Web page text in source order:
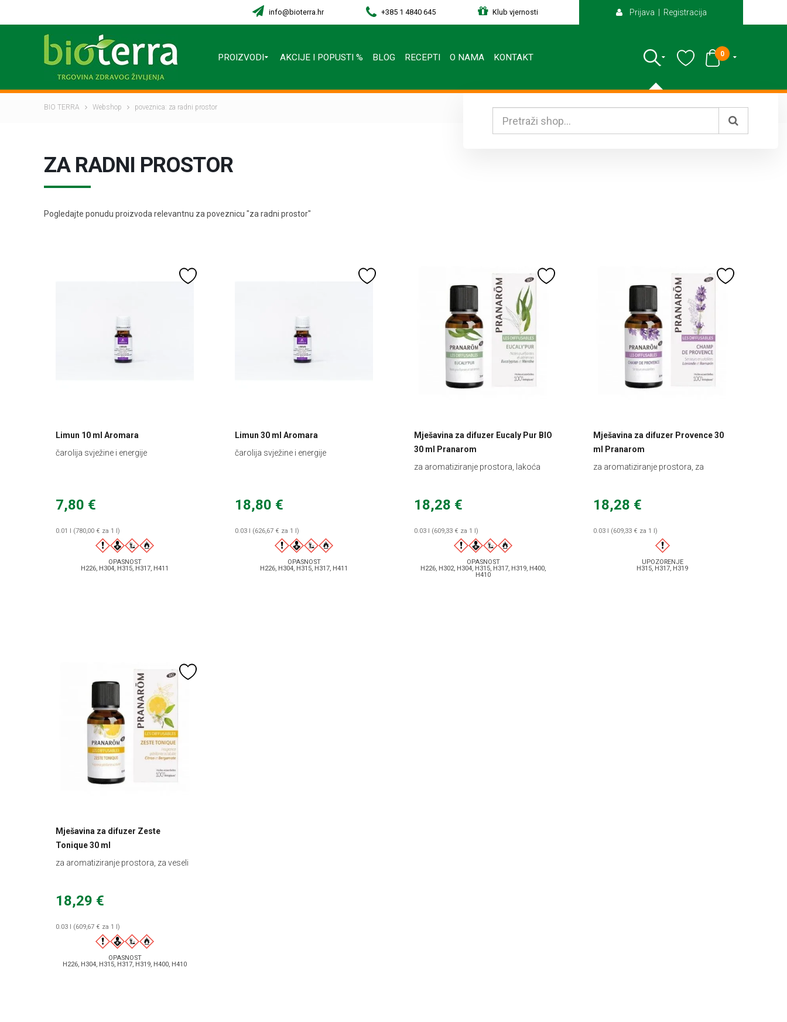
Prijava | Registracija
info@bioterra.hr +385 1 4840 645 Klub vjernosti
PROIZVODI AKCIJE I POPUSTI % BLOG RECEPTI O NAMA KONTAKT 0
BIO TERRA Webshop poveznica: za radni prostor
ZA RADNI PROSTOR
Pogledajte ponudu proizvoda relevantnu za poveznicu "za radni prostor"
Limun 10 ml Aromara
čarolija svježine i energije
7,80 €
0.01 l (780,00 € za 1 l)
OPASNOST
H226, H304, H315, H317, H411
Limun 30 ml Aromara
čarolija svježine i energije
18,80 €
0.03 l (626,67 € za 1 l)
OPASNOST
H226, H304, H315, H317, H411
Mješavina za difuzer Eucaly Pur BIO
30 ml Pranarom
za aromatiziranje prostora, lakoća
18,28 €
0.03 l (609,33 € za 1 l)
OPASNOST
H226, H302, H304, H315, H317, H319, H400,
H410
Mješavina za difuzer Provence 30
ml Pranarom
za aromatiziranje prostora, za
18,28 €
0.03 l (609,33 € za 1 l)
UPOZORENJE
H315, H317, H319
Mješavina za difuzer Zeste
Tonique 30 ml
za aromatiziranje prostora, za veseli
18,29 €
0.03 l (609,67 € za 1 l)
OPASNOST
H226, H304, H315, H317, H319, H400, H410